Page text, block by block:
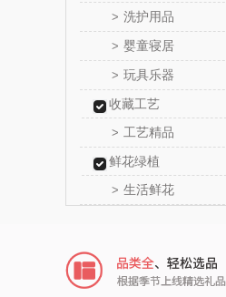
> 洗护用品
> 婴童寝居
> 玩具乐器
收藏工艺
> 工艺精品
鲜花绿植
> 生活鲜花